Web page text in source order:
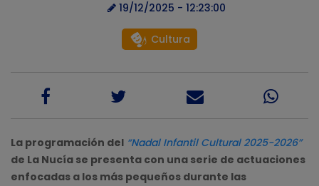
19/12/2025 - 12:23:00
Cultura
La programación del “Nadal Infantil Cultural 2025-2026”
de La Nucía se presenta con una serie de actuaciones
enfocadas a los más pequeños durante las